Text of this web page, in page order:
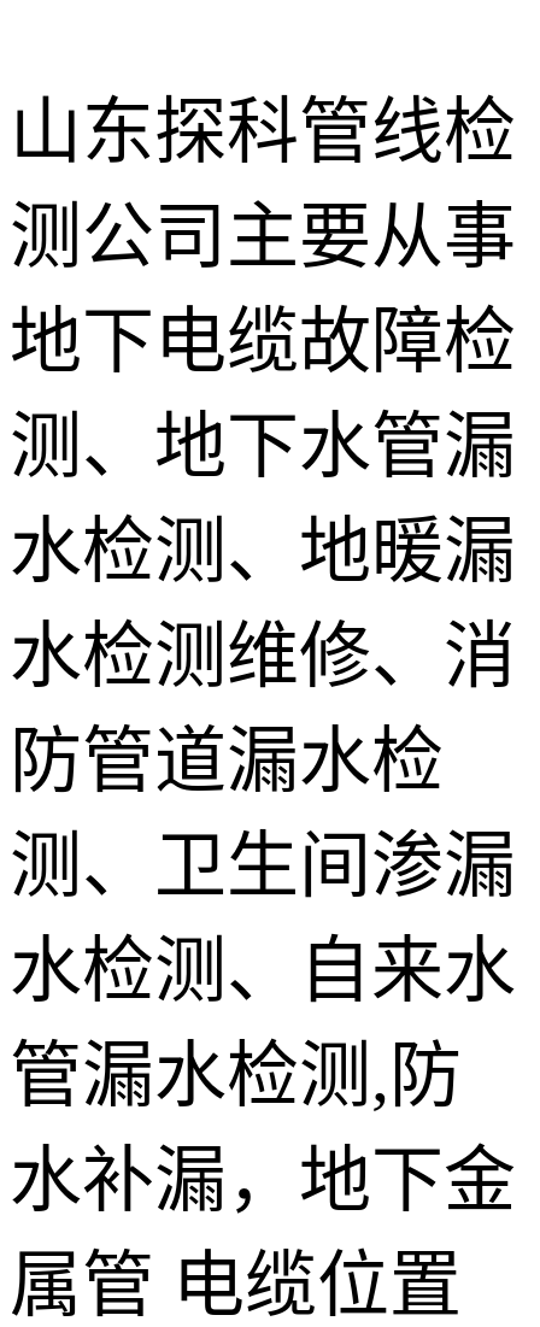
山东探科管线检
测公司主要从事
地下电缆故障检
测、地下水管漏
水检测、地暖漏
水检测维修、消
防管道漏水检
测、卫生间渗漏
水检测、自来水
管漏水检测,防
水补漏，地下金
属管 电缆位置
地下暗管漏
水检测
卫生间渗漏
水检测
地暖漏水检
测
壁挂炉维修
防水补漏
障检测
测漏水设备
训